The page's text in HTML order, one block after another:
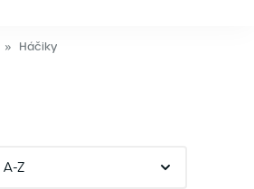
» Háčiky